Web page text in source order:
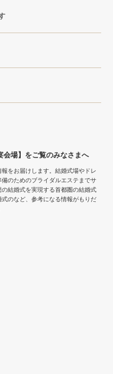
会場】をご覧のみなさまへ
をお届けします。結婚式場やドレ
のためのブライダルエステまでサ
結婚式を実現する首都圏の結婚式
のなど、参考になる情報がもりだ